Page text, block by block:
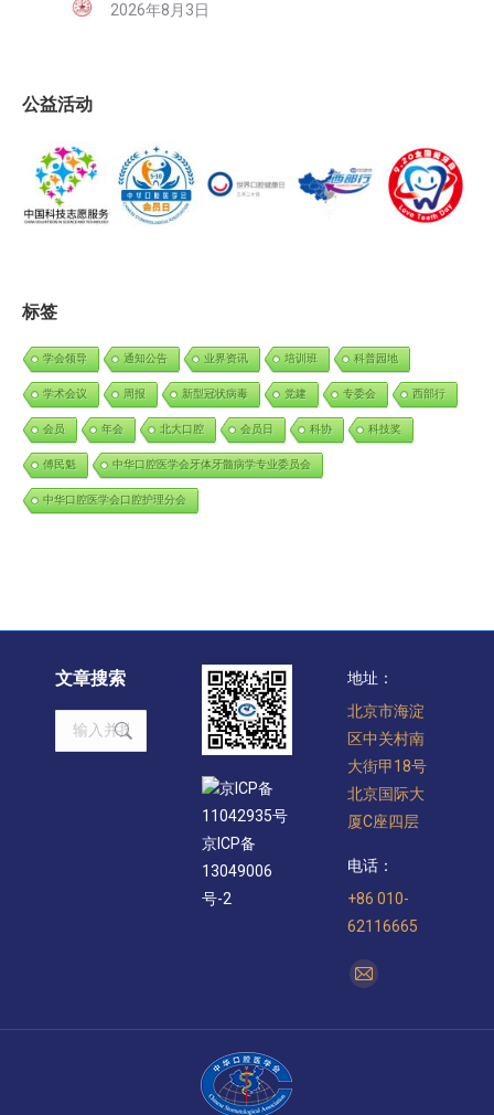
2026年8月3日
公益活动
标签
学会领导 通知公告 业界资讯 培训班 科普园地
学术会议 周报 新型冠状病毒 党建 专委会 西部行
会员 年会 北大口腔 会员日 科协 科技奖
傅民魁 中华口腔医学会牙体牙髓病学专业委员会
中华口腔医学会口腔护理分会
文章搜索
Search:
京ICP备
11042935号
京ICP备
13049006
号-2
地址：
北京市海淀
区中关村南
大街甲18号
北京国际大
厦C座四层
电话：
+86 010-
62116665
找到我们：
Mail